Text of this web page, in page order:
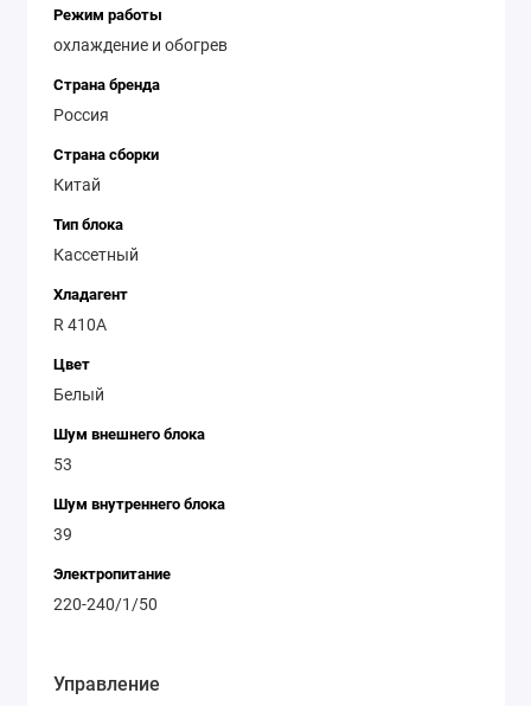
Режим работы
охлаждение и обогрев
Страна бренда
Россия
Страна сборки
Китай
Тип блока
Кассетный
Хладагент
R 410A
Цвет
Белый
Шум внешнего блока
53
Шум внутреннего блока
39
Электропитание
220-240/1/50
Управление